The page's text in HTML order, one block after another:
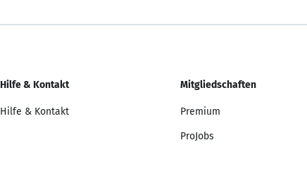
Hilfe & Kontakt
Hilfe & Kontakt
Mitgliedschaften
Premium
ProJobs